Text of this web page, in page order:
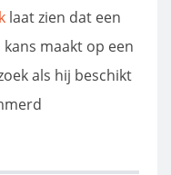
laat zien dat een
maakt op een
als hij beschikt